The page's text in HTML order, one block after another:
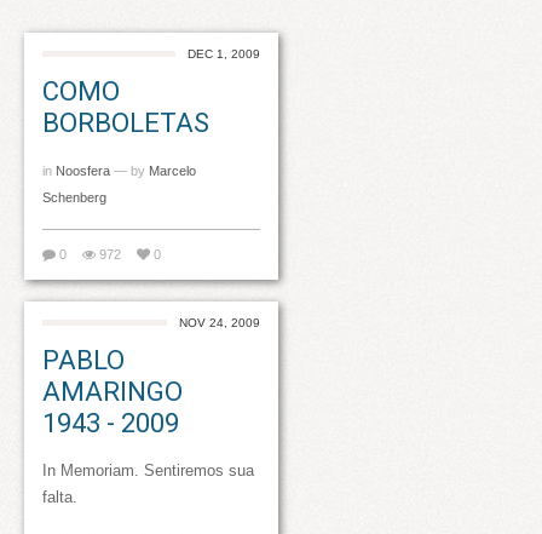
DEC 1, 2009
COMO
BORBOLETAS
in Noosfera — by Marcelo
Schenberg
0 972 0
NOV 24, 2009
PABLO
AMARINGO
1943 - 2009
In Memoriam. Sentiremos sua
falta.